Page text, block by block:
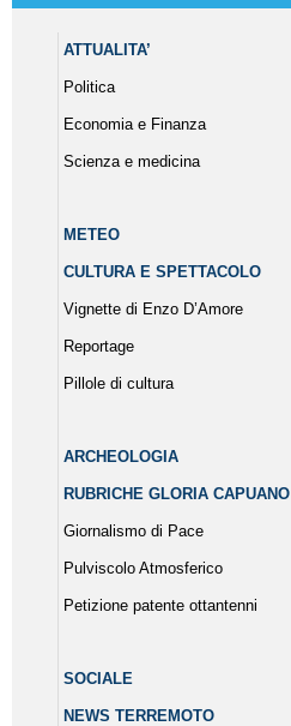
ATTUALITA’
Politica
Economia e Finanza
Scienza e medicina
METEO
CULTURA E SPETTACOLO
Vignette di Enzo D’Amore
Reportage
Pillole di cultura
ARCHEOLOGIA
RUBRICHE GLORIA CAPUANO
Giornalismo di Pace
Pulviscolo Atmosferico
Petizione patente ottantenni
SOCIALE
NEWS TERREMOTO